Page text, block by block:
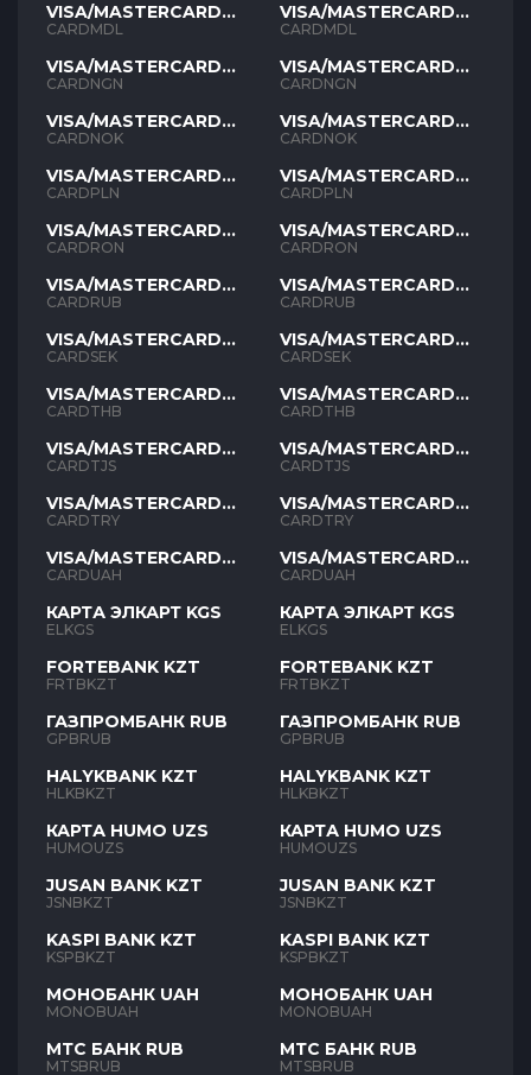
VISA/MASTERCARD
MDL
CARDMDL
VISA/MASTERCARD
NGN
CARDNGN
VISA/MASTERCARD
NOK
CARDNOK
VISA/MASTERCARD
PLN
CARDPLN
VISA/MASTERCARD
RON
CARDRON
VISA/MASTERCARD
RUB
CARDRUB
VISA/MASTERCARD
SEK
CARDSEK
VISA/MASTERCARD
THB
CARDTHB
VISA/MASTERCARD
TJS
CARDTJS
VISA/MASTERCARD
TYR
CARDTRY
VISA/MASTERCARD
UAH
CARDUAH
КАРТА ЭЛКАРТ KGS
ELKGS
FORTEBANK KZT
FRTBKZT
ГАЗПРОМБАНК RUB
GPBRUB
HALYKBANK KZT
HLKBKZT
КАРТА HUMO UZS
HUMOUZS
JUSAN BANK KZT
JSNBKZT
KASPI BANK KZT
KSPBKZT
МОНОБАНК UAH
MONOBUAH
МТС БАНК RUB
MTSBRUB
VISA/MASTERCARD
MDL
CARDMDL
VISA/MASTERCARD
NGN
CARDNGN
VISA/MASTERCARD
NOK
CARDNOK
VISA/MASTERCARD
PLN
CARDPLN
VISA/MASTERCARD
RON
CARDRON
VISA/MASTERCARD
RUB
CARDRUB
VISA/MASTERCARD
SEK
CARDSEK
VISA/MASTERCARD
THB
CARDTHB
VISA/MASTERCARD
TJS
CARDTJS
VISA/MASTERCARD
TYR
CARDTRY
VISA/MASTERCARD
UAH
CARDUAH
КАРТА ЭЛКАРТ KGS
ELKGS
FORTEBANK KZT
FRTBKZT
ГАЗПРОМБАНК RUB
GPBRUB
HALYKBANK KZT
HLKBKZT
КАРТА HUMO UZS
HUMOUZS
JUSAN BANK KZT
JSNBKZT
KASPI BANK KZT
KSPBKZT
МОНОБАНК UAH
MONOBUAH
МТС БАНК RUB
MTSBRUB